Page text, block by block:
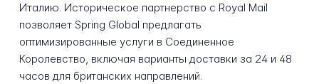
Италию. Историческое партнерство с Royal Mail
позволяет Spring Global предлагать
оптимизированные услуги в Соединенное
Королевство, включая варианты доставки за 24 и 48
часов для британских направлений.